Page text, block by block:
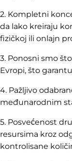
2. Kompletni
da lako kreiraju
fizičkoj ili onlajn
3. Ponosni smo
Evropi, što
4. Pažljivo
međunarodnim
5. Posvećenost
resursima kroz
kontrolisane